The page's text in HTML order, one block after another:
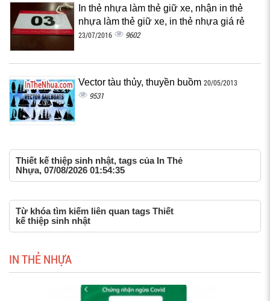
In thẻ nhựa làm thẻ giữ xe, nhận in thẻ
nhựa làm thẻ giữ xe, in thẻ nhựa giá rẻ
23/07/2016 9602
Vector tàu thủy, thuyền buồm 20/05/2013
9531
Thiết kế thiệp sinh nhật, tags của In Thẻ
Nhựa, 07/08/2026 01:54:35
Từ khóa tìm kiếm liên quan tags Thiết
kế thiệp sinh nhật
IN THẺ NHỰA